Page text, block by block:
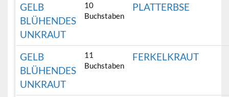
GELB
BLÜHENDES
UNKRAUT
10
Buchstaben
PLATTERBSE
GELB
BLÜHENDES
UNKRAUT
11
Buchstaben
FERKELKRAUT